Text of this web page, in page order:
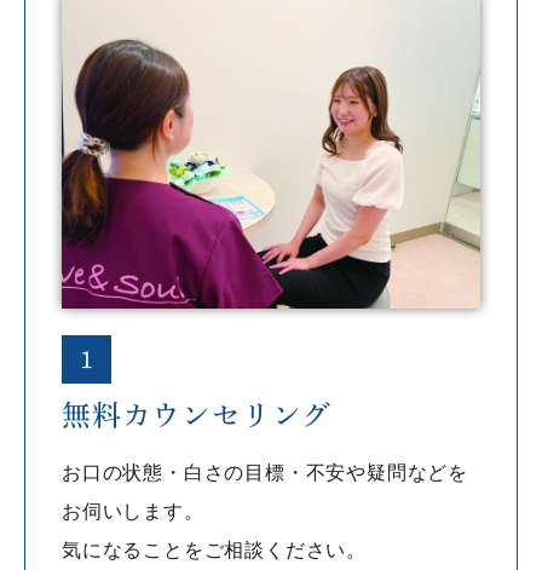
1
無料カウンセリング
お口の状態・白さの目標・不安や疑問などを
お伺いします。
気になることをご相談ください。